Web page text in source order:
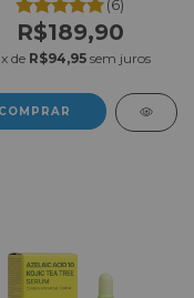
(6)
R$189,90
x de R$94,95 sem juros